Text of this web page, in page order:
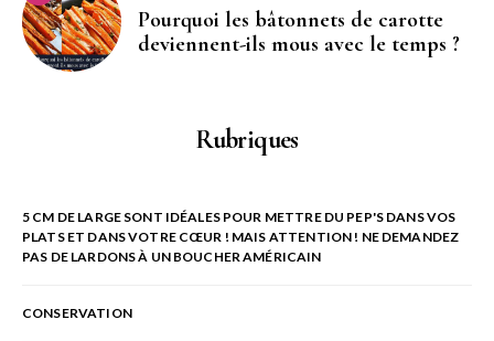
Pourquoi les bâtonnets de carotte
deviennent-ils mous avec le temps ?
Rubriques
5 CM DE LARGE SONT IDÉALES POUR METTRE DU PEP'S DANS VOS
PLATS ET DANS VOTRE CŒUR ! MAIS ATTENTION ! NE DEMANDEZ
PAS DE LARDONS À UN BOUCHER AMÉRICAIN
CONSERVATION